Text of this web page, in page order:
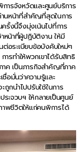
ารจังหวัดและศูนย์บริการ
นหน้าที่สำคัญที่สุดในการ
รั้งนี้จึงมุ่งเน้นไปที่การ
หน้าที่ผู้ปฏิบัติงาน ให้มี
ต่อระเบียบข้อบังคับใหม่ๆ
รทำให้พวกเขาได้รับสิทธิ
าค เป็นภารกิจสำคัญที่ภาค
อมั่นว่าความรู้และ
กนำไปปรับใช้ในการ
ะจวบฯ ให้กลายเป็นศูนย์
พชีวิตให้แก่คนพิการได้